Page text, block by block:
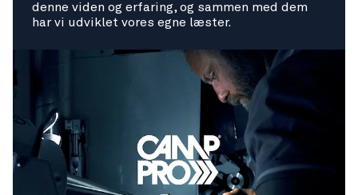
denne viden og erfaring, og sammen med dem
har vi udviklet vores egne læster.